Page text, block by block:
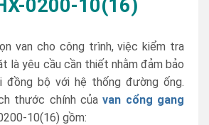
0200-10(16)
van cho công trình, việc kiểm tra
là yêu cầu cần thiết nhằm đảm bảo
đồng bộ với hệ thống đường ống.
thước chính củavan cổng gang
10(16) gồm: